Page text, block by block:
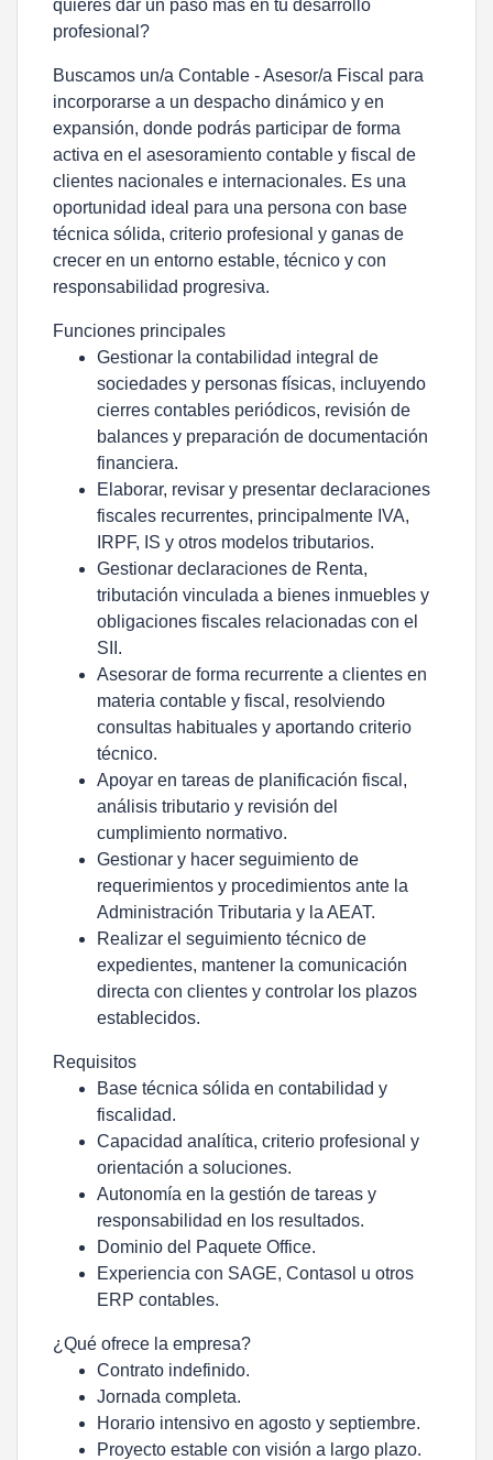
quieres dar un paso más en tu desarrollo
profesional?
Buscamos un/a Contable - Asesor/a Fiscal para
incorporarse a un despacho dinámico y en
expansión, donde podrás participar de forma
activa en el asesoramiento contable y fiscal de
clientes nacionales e internacionales. Es una
oportunidad ideal para una persona con base
técnica sólida, criterio profesional y ganas de
crecer en un entorno estable, técnico y con
responsabilidad progresiva.
Funciones principales
Gestionar la contabilidad integral de
sociedades y personas físicas, incluyendo
cierres contables periódicos, revisión de
balances y preparación de documentación
financiera.
Elaborar, revisar y presentar declaraciones
fiscales recurrentes, principalmente IVA,
IRPF, IS y otros modelos tributarios.
Gestionar declaraciones de Renta,
tributación vinculada a bienes inmuebles y
obligaciones fiscales relacionadas con el
SII.
Asesorar de forma recurrente a clientes en
materia contable y fiscal, resolviendo
consultas habituales y aportando criterio
técnico.
Apoyar en tareas de planificación fiscal,
análisis tributario y revisión del
cumplimiento normativo.
Gestionar y hacer seguimiento de
requerimientos y procedimientos ante la
Administración Tributaria y la AEAT.
Realizar el seguimiento técnico de
expedientes, mantener la comunicación
directa con clientes y controlar los plazos
establecidos.
Requisitos
Base técnica sólida en contabilidad y
fiscalidad.
Capacidad analítica, criterio profesional y
orientación a soluciones.
Autonomía en la gestión de tareas y
responsabilidad en los resultados.
Dominio del Paquete Office.
Experiencia con SAGE, Contasol u otros
ERP contables.
¿Qué ofrece la empresa?
Contrato indefinido.
Jornada completa.
Horario intensivo en agosto y septiembre.
Proyecto estable con visión a largo plazo.